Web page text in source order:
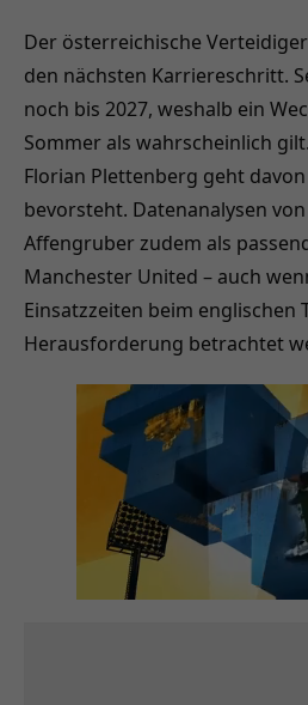
Der österreichische
den nächsten Karriereschritt.
noch bis 2027, weshalb ein
Sommer als wahrscheinlich
Florian Plettenberg geht
bevorsteht. Datenanalysen
Affengruber zudem als
Manchester United – auch
Einsatzzeiten beim englischen
Herausforderung betrachtet